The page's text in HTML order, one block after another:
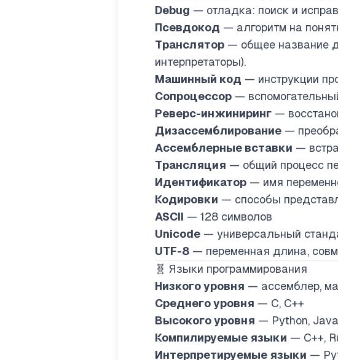
Debug — отладка: поиск и
Псевдокод — алгоритм на
Транслятор — общее название
интерпретаторы).
Машинный код — инструкции
Сопроцессор —
Реверс-инжиниринг —
Дизассемблирование —
Ассемблерные вставки —
Трансляция — общий процесс
Идентификатор — имя
Кодировки — способы
ASCII — 128 символов
Unicode — универсальный
UTF-8 — переменная длина,
🧬 Языки программирования
Низкого уровня — ассемблер,
Среднего уровня — C, C++
Высокого уровня — Python,
Компилируемые языки — C++,
Интерпретируемые языки —